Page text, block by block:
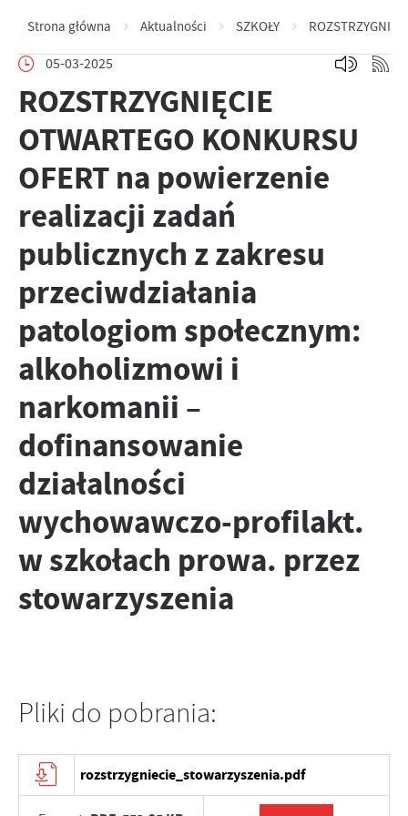
Strona główna Aktualności SZKOŁY
05-03-2025
ROZSTRZYGNIĘCIE
OTWARTEGO KONKURSU
OFERT na powierzenie
realizacji zadań
publicznych z zakresu
przeciwdziałania
patologiom społecznym:
alkoholizmowi i
narkomanii –
dofinansowanie
działalności
wychowawczo-profilakt.
w szkołach prowa. przez
stowarzyszenia
Pliki do pobrania:
rozstrzygniecie_stowarzyszenia.pdf